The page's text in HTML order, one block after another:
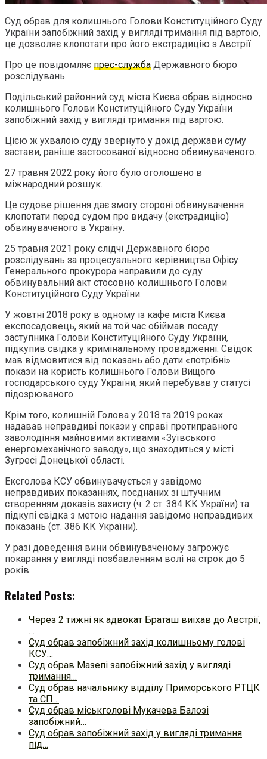
Суд обрав для колишнього Голови Конституційного Суду
України запобіжний захід у вигляді тримання під вартою,
це дозволяє клопотати про його екстрадицію з Австрії.
Про це повідомляє прес-служба Державного бюро
розслідувань.
Подільський районний суд міста Києва обрав відносно
колишнього Голови Конституційного Суду України
запобіжний захід у вигляді тримання під вартою.
Цією ж ухвалою суду звернуто у дохід держави суму
застави, раніше застосованої відносно обвинуваченого.
27 травня 2022 року його було оголошено в
міжнародний розшук.
Це судове рішення дає змогу стороні обвинувачення
клопотати перед судом про видачу (екстрадицію)
обвинуваченого в Україну.
25 травня 2021 року слідчі Державного бюро
розслідувань за процесуального керівництва Офісу
Генерального прокурора направили до суду
обвинувальний акт стосовно колишнього Голови
Конституційного Суду України.
У жовтні 2018 року в одному із кафе міста Києва
експосадовець, який на той час обіймав посаду
заступника Голови Конституційного Суду України,
підкупив свідка у кримінальному провадженні. Свідок
мав відмовитися від показань або дати «потрібні»
покази на користь колишнього Голови Вищого
господарського суду України, який перебував у статусі
підозрюваного.
Крім того, колишній Голова у 2018 та 2019 роках
надавав неправдиві покази у справі протиправного
заволодіння майновими активами «Зуївського
енергомеханічного заводу», що знаходиться у місті
Зугресі Донецької області.
Ексголова КСУ обвинувачується у завідомо
неправдивих показаннях, поєднаних зі штучним
створенням доказів захисту (ч. 2 ст. 384 КК України) та
підкупі свідка з метою надання завідомо неправдивих
показань (ст. 386 КК України).
У разі доведення вини обвинуваченому загрожує
покарання у вигляді позбавленням волі на строк до 5
років.
Related Posts:
Через 2 тижні як адвокат Браташ виїхав до Австрії,
…
Суд обрав запобіжний захід колишньому голові
КСУ…
Суд обрав Мазепі запобіжний захід у вигляді
тримання…
Суд обрав начальнику відділу Приморського РТЦК
та СП…
Суд обрав міськголові Мукачева Балозі
запобіжний…
Суд обрав запобіжний захід у вигляді тримання
під…